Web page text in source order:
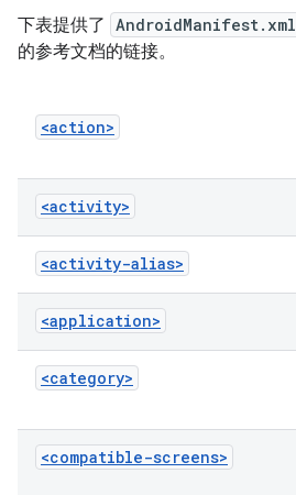
下表提供了 AndroidManifest.xml
的参考文档的链接。
<action>
<activity>
<activity-alias>
<application>
<category>
<compatible-screens>